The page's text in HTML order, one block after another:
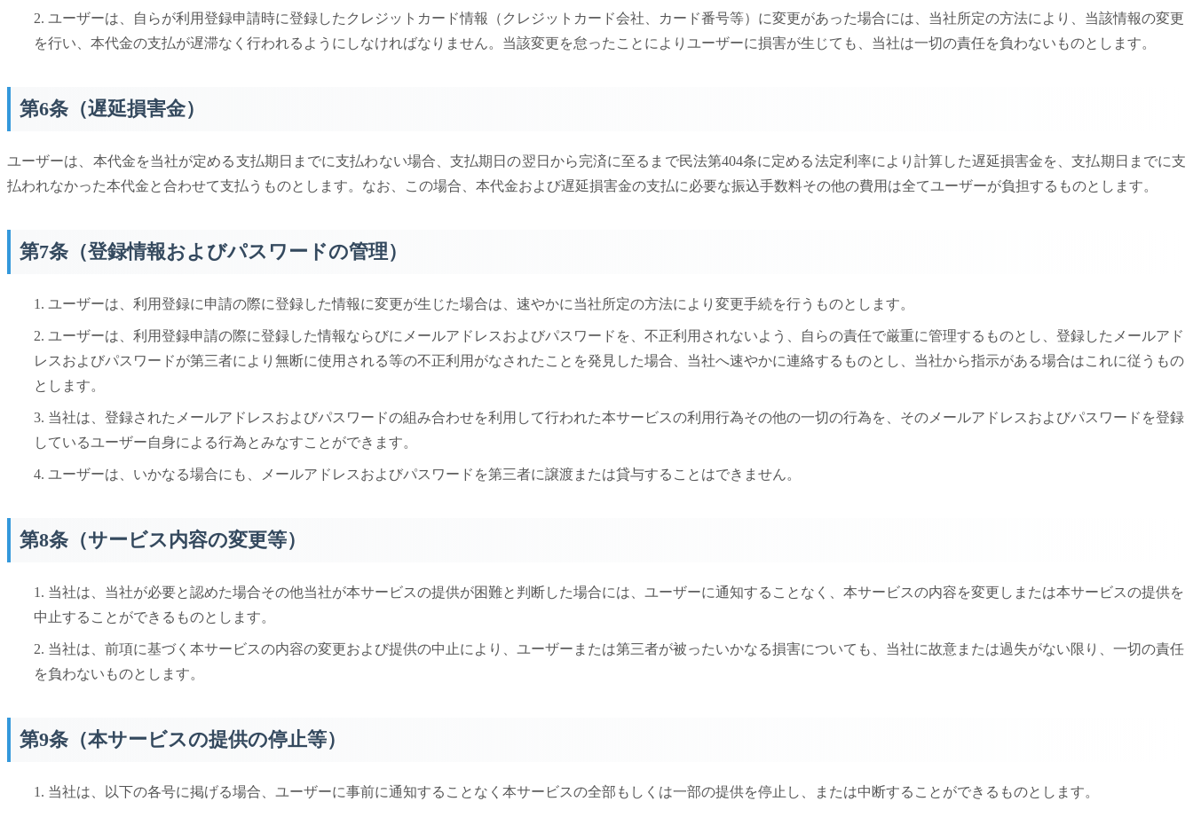
2. ユーザーは、自らが利用登録申請時に登録したクレジットカード情報（クレジットカード会社、カード番号等）に変更があった場合には、当社所定の方法により、当該情報の変更
を行い、本代金の支払が遅滞なく行われるようにしなければなりません。当該変更を怠ったことによりユーザーに損害が生じても、当社は一切の責任を負わないものとします。
第6条（遅延損害金）
ユーザーは、本代金を当社が定める支払期日までに支払わない場合、支払期日の翌日から完済に至るまで民法第404条に定める法定利率により計算した遅延損害金を、支払期日までに支
払われなかった本代金と合わせて支払うものとします。なお、この場合、本代金および遅延損害金の支払に必要な振込手数料その他の費用は全てユーザーが負担するものとします。
第7条（登録情報およびパスワードの管理）
1. ユーザーは、利用登録に申請の際に登録した情報に変更が生じた場合は、速やかに当社所定の方法により変更手続を行うものとします。
2. ユーザーは、利用登録申請の際に登録した情報ならびにメールアドレスおよびパスワードを、不正利用されないよう、自らの責任で厳重に管理するものとし、登録したメールアド
レスおよびパスワードが第三者により無断に使用される等の不正利用がなされたことを発見した場合、当社へ速やかに連絡するものとし、当社から指示がある場合はこれに従うもの
とします。
3. 当社は、登録されたメールアドレスおよびパスワードの組み合わせを利用して行われた本サービスの利用行為その他の一切の行為を、そのメールアドレスおよびパスワードを登録
しているユーザー自身による行為とみなすことができます。
4. ユーザーは、いかなる場合にも、メールアドレスおよびパスワードを第三者に譲渡または貸与することはできません。
第8条（サービス内容の変更等）
1. 当社は、当社が必要と認めた場合その他当社が本サービスの提供が困難と判断した場合には、ユーザーに通知することなく、本サービスの内容を変更しまたは本サービスの提供を
中止することができるものとします。
2. 当社は、前項に基づく本サービスの内容の変更および提供の中止により、ユーザーまたは第三者が被ったいかなる損害についても、当社に故意または過失がない限り、一切の責任
を負わないものとします。
第9条（本サービスの提供の停止等）
1. 当社は、以下の各号に掲げる場合、ユーザーに事前に通知することなく本サービスの全部もしくは一部の提供を停止し、または中断することができるものとします。